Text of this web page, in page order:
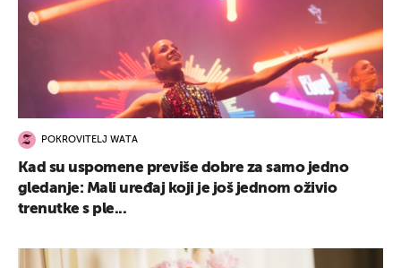
POKROVITELJ WATA
Kad su uspomene previše dobre za samo jedno
gledanje: Mali uređaj koji je još jednom oživio
trenutke s ple...